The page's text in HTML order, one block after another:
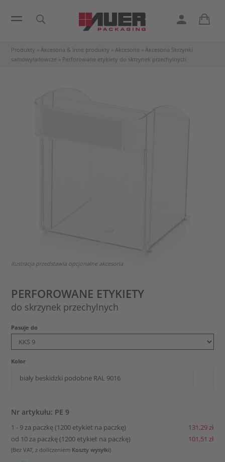
Produkty » Akcesoria & Inne produkty » Akcesoria » Akcesoria Skrzynki
samowyładowcze » Perforowane etykiety do skrzynek przechylnych
Ilustracja przedstawia opcjonalne akcesoria
PERFOROWANE ETYKIETY
do skrzynek przechylnych
Pasuje do
Kolor
biały beskidzki podobne RAL 9016
Nr artykułu: PE 9
1 - 9 za paczkę (1200 etykiet na paczkę)
131,29 zł
od 10 za paczkę (1200 etykiet na paczkę)
101,51 zł
(Bez VAT, z doliczeniem Koszty wysyłki)